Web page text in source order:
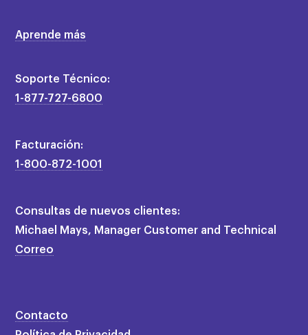
Aprende más
Soporte Técnico:
1-877-727-6800
Facturación:
1-800-872-1001
Consultas de nuevos clientes:
Michael Mays, Manager Customer and Technical
Correo
Contacto